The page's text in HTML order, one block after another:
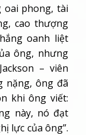
phong, tài
cao thượng
oanh liệt
ông, nhưng
– viên
nặng, ông đã
khi ông viết:
này, nó đạt
lực của ông”.